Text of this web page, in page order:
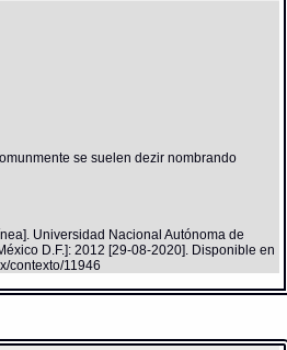
se suelen dezir nombrando
Universidad Nacional Autónoma de
D.F.]: 2012 [29-08-2020]. Disponible en
contexto/11946